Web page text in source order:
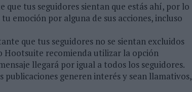
que tus seguidores sientan que estás ahí, por lo
emoción por alguna de sus acciones, incluso
que tus seguidores no se sientan excluidos
Hootsuite recomienda utilizar la opción
llegará por igual a todos los seguidores.
publicaciones generen interés y sean llamativos,